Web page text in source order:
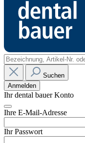
Suchen
Anmelden
Ihr dental bauer Konto
Ihre E-Mail-Adresse
Ihr Passwort